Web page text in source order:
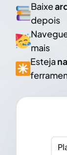
Baixe
depois
mais
Esteja